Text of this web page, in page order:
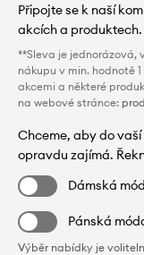
Připojte se k naší
akcích a produktech.
**Sleva je jednorázová,
nákupu v min. hodnotě
akcemi a některé
na webové stránce:
Chceme, aby do
opravdu zajímá.
Dámská
Pánská
Výběr nabídky je